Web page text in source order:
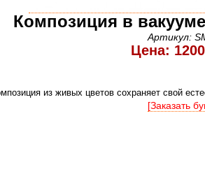
Композиция в
Артикул:
Цена:
из живых цветов сохраняет свой
[Заказать